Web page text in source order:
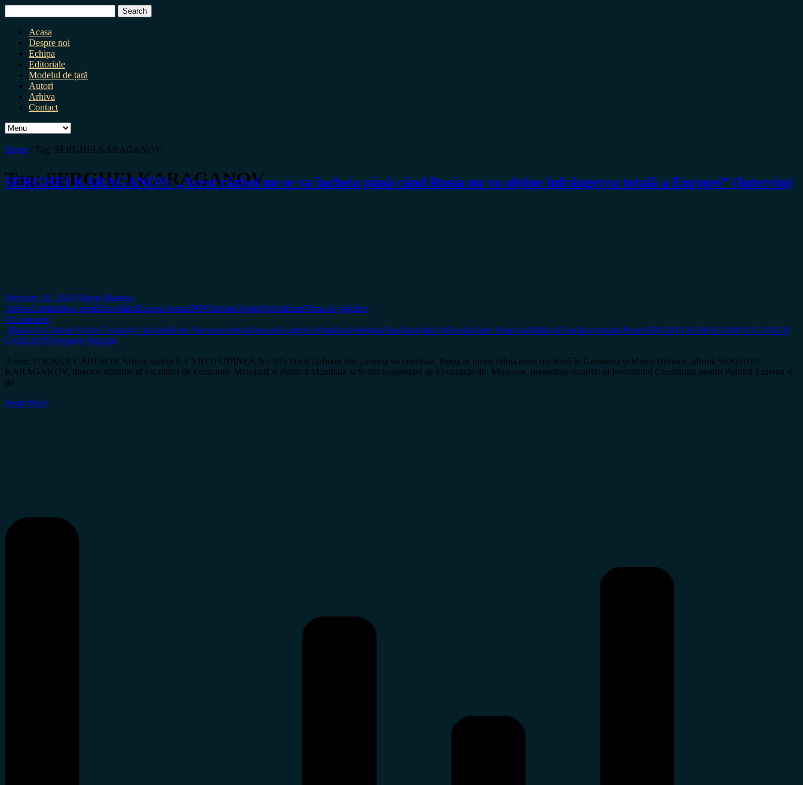
for:
Acasa
Despre noi
Echipa
Editoriale
Modelul de țară
Autori
Arhiva
Contact
Home / Tag: SERGHEI KARAGANOV
Tag:SERGHEI KARAGANOV
SERGHEI KARAGANOV: „Acest război nu se va încheia până când Rusia nu va obține înfrângerea totală a Europei” (Interviu)
February 26, 2026 Miron Manega
ArhivaCertitudinea printDezvăluiriEuropa nostraINFOIstorieOpiniiȘtiri militareTema de gândire
0 Comment
„Russia in Global Affairs”Anatoly ChubaisBoris Nemtsovcertitudinea.roEvgheni PrimakovFederația RusăInstitutul Wieselladimir JirinovskiMikhail FradkovortodoxPutinSERGHEI KARAGANOVTUCKER
CARLSONYevgeny Prigojin
Autor: TUCKER CARLSON Articol apărut în CERTITUDINEA Nr. 205 Dacă războiul din Ucraina va continua, Rusia ar putea folosi arma nucleară în Germania și Marea Britanie, afirmă SERGHEI
KARAGANOV, director științific al Facultății de Economie Mondială și Politică Mondială al Școlii Superioare de Economie din Moscova, președinte onorific al Prezidiului Consiliului pentru Politică Externă și
de…
Read More